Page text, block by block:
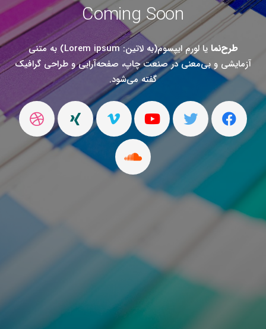
Coming Soon
طرح‌نما
یا لورم ایپسوم(به لاتین: Lorem ipsum) به متنی
آزمایشی و بی‌معنی در صنعت چاپ، صفحه‌آرایی و طراحی گرافیک
گفته می‌شود.